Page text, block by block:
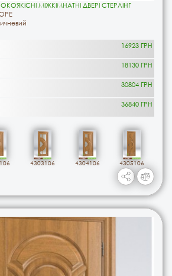
МІЖКІМНАТНІ ДВЕРІ СТЕРЛІНГ
16923 ГРН
18130 ГРН
30804 ГРН
36840 ГРН
4303106 4304106 4305106